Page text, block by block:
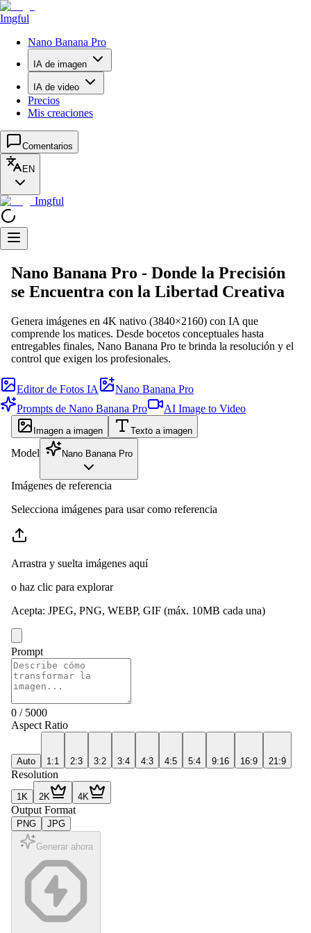
Imgful
Nano Banana Pro
IA de imagen
IA de video
Precios
Mis creaciones
Comentarios
EN
Imgful
Nano Banana Pro - Donde la Precisión
se Encuentra con la Libertad Creativa
Genera imágenes en 4K nativo (3840×2160) con IA que
comprende los matices. Desde bocetos conceptuales hasta
entregables finales, Nano Banana Pro te brinda la resolución y el
control que exigen los profesionales.
Editor de Fotos IA
Nano Banana Pro
Prompts de Nano Banana Pro
AI Image to Video
Imagen a imagen Texto a imagen
Model Nano Banana Pro
Imágenes de referencia
Selecciona imágenes para usar como referencia
Arrastra y suelta imágenes aquí
o haz clic para explorar
Acepta: JPEG, PNG, WEBP, GIF (máx. 10MB cada una)
Prompt
0 / 5000
Aspect Ratio
Auto 1:1 2:3 3:2 3:4 4:3 4:5 5:4 9:16 16:9 21:9
Resolution
1K 2K 4K
Output Format
PNG JPG
Generar ahora